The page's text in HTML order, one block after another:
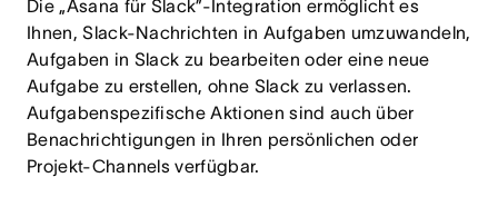
Die „Asana für Slack”-Integration ermöglicht es
Ihnen, Slack-Nachrichten in Aufgaben umzuwandeln,
Aufgaben in Slack zu bearbeiten oder eine neue
Aufgabe zu erstellen, ohne Slack zu verlassen.
Aufgabenspezifische Aktionen sind auch über
Benachrichtigungen in Ihren persönlichen oder
Projekt-Channels verfügbar.